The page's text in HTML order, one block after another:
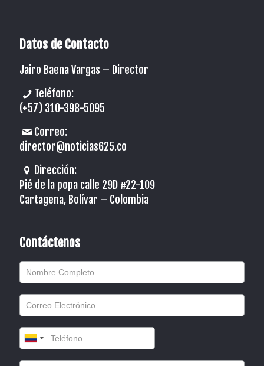
Datos de Contacto
Jairo Baena Vargas – Director
Teléfono:
(+57) 310-398-5095
Correo:
director@noticias625.co
Dirección:
Pié de la popa calle 29D #22-109
Cartagena, Bolívar – Colombia
Contáctenos